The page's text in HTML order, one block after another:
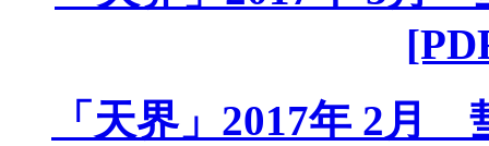
「天界」2017年 2月